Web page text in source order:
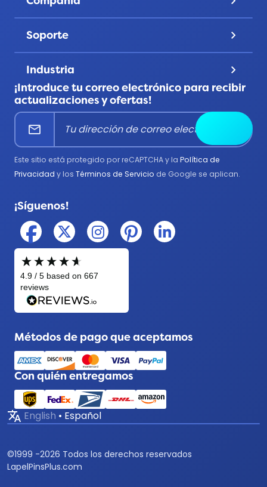
Cuenta
Monedas de desafío
Cintas
Usos de productos
Todos los productos
Sobre nosotros
Privacidad
Soporte keyboard_arrow_down
Contáctanos
Preguntas frecuentes
Centro de ayuda
Industria keyboard_arrow_down
Corporativo
Educación
Bomberos
Gobierno
Policía
¡Introduce tu correo electrónico para recibir
actualizaciones y ofertas!
mail
Este sitio está protegido por reCAPTCHA y la Política de
Privacidad y los Términos de Servicio de Google se aplican.
¡Síguenos!
Métodos de pago que aceptamos
Con quién entregamos
translate English • Español
©1999 -2026 Todos los derechos reservados
LapelPinsPlus.com